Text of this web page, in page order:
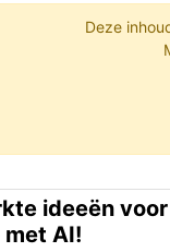
Deze
ideeën voor
AI!